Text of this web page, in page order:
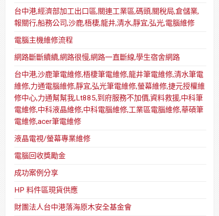
台中港,經濟部加工出口區,關連工業區,碼頭,關稅局,倉儲業,
報關行,船務公司,沙鹿,梧棲,龍井,清水,靜宜,弘光,電腦維修
電腦主機維修流程
網路斷斷續續,網路很慢,網路一直斷線,學生宿舍網路
台中港,沙鹿筆電維修,梧棲筆電維修,龍井筆電維修,清水筆電
維修,力通電腦維修,靜宜,弘光筆電維修,螢幕維修,捷元授權維
修中心,力通幫幫我,Lt885,到府服務不加價,資料救援,中科筆
電維修,中科液晶維修,中科電腦維修,工業區電腦維修,華碩筆
電維修,acer筆電維修
液晶電視/螢幕專業維修
電腦回收獎勵金
成功案例分享
HP 料件區現貨供應
財團法人台中港落海原木安全基金會